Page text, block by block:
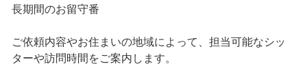
長期間のお留守番
ご依頼内容やお住まいの地域によって、担当可能なシッ
ターや訪問時間をご案内します。